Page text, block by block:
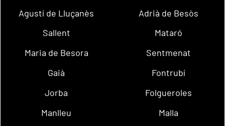
Agustí de Lluçanès
Adrià de Besòs
Sallent
Mataró
Maria de Besora
Sentmenat
Gaià
Fontrubí
Jorba
Folgueroles
Manlleu
Malla